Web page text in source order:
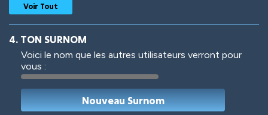
Woof
Voir Tout
4. TON SURNOM
Voici le nom que les autres utilisateurs verront pour
vous :